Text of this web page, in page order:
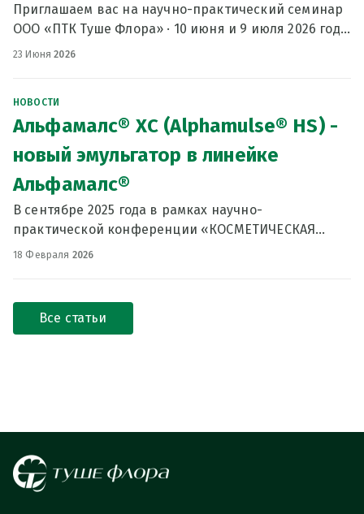
Приглашаем вас на научно-практический семинар
ООО «ПТК Туше Флора» · 10 июня и 9 июля 2026 года
· Москва Даты: 10 июня и 9 июля 2026 (среда) Время:
23 Июня2026
НОВОСТИ
Альфамалс® ХС (Alphamulse® HS) -
новый эмульгатор в линейке
Альфамалс®
В сентябре 2025 года в рамках научно-
практической конференции «КОСМЕТИЧЕСКАЯ
ИНДУСТРИЯ: ВЗГЛЯД В БУДУЩЕЕ» нашей компанией
18 Февраля 2026
Все статьи